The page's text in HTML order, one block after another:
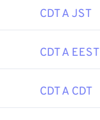
CDT A JST
CDT A EEST
CDT A CDT